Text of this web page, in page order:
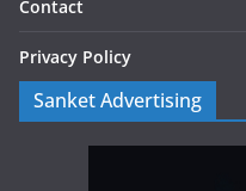
Contact
Privacy Policy
Sanket Advertising